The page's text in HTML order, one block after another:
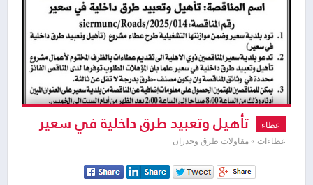
عطاء تأهيل وتعبيد طرق داخلية في سعير
عطاءات » مقاولات طرق وجدران